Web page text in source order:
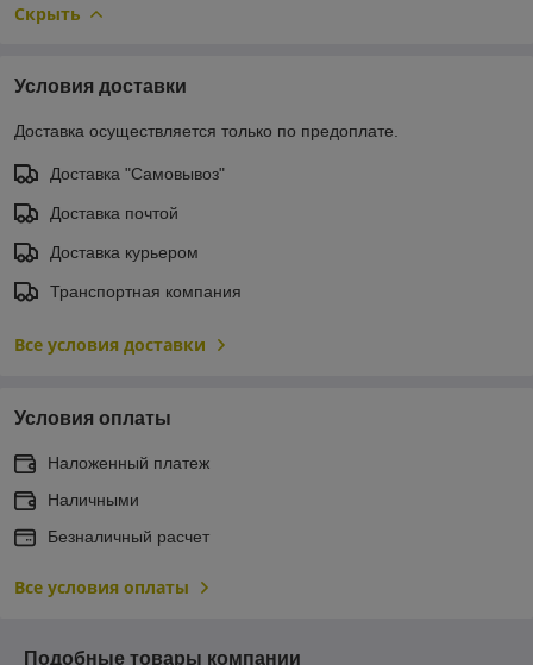
Скрыть
Условия доставки
Доставка осуществляется только по предоплате.
Доставка "Самовывоз"
Доставка почтой
Доставка курьером
Транспортная компания
Все условия доставки
Условия оплаты
Наложенный платеж
Наличными
Безналичный расчет
Все условия оплаты
Подобные товары компании